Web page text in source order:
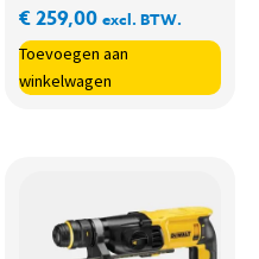
€259,00 excl. BTW.
Toevoegen aan
winkelwagen